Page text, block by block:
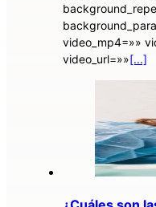
video_mp4=»»
video_url=»»[...]